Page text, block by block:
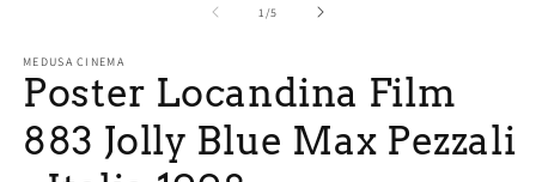
finestra
modale
1 /su
5
MEDUSA CINEMA
Poster Locandina Film
883 Jolly Blue Max Pezzali